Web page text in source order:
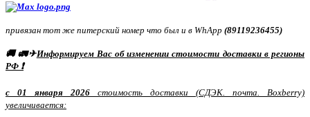
привязан тот же питерский номер что был и в WhApp (89119236455)
🚚 🚛✈Информируем Вас об изменении стоимости доставки в регионы
РФ ❗
с 01 января 2026 стоимость доставки (СДЭК. почта. Boxberry)
увеличивается: